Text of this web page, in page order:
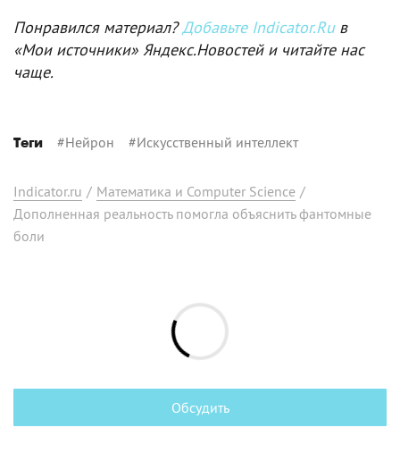
Понравился материал?Добавьте Indicator.Ruв
«Мои источники» Яндекс.Новостей и читайте нас
чаще.
Теги #Нейрон #Искусственный интеллект
Indicator.ru / Математика и Computer Science /
Дополненная реальность помогла объяснить фантомные
боли
Обсудить